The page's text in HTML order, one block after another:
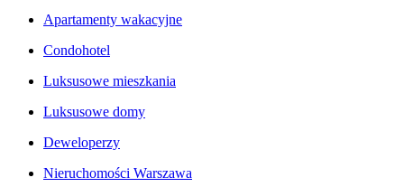
Apartamenty wakacyjne
Condohotel
Luksusowe mieszkania
Luksusowe domy
Deweloperzy
Nieruchomości Warszawa